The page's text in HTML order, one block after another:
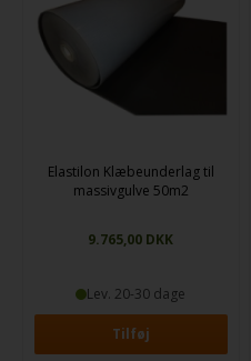
og som understøtter dit gulvs
Elastilon Klæbeunderlag til
massivgulve 50m2
9.765,00 DKK
Lev. 20-30 dage